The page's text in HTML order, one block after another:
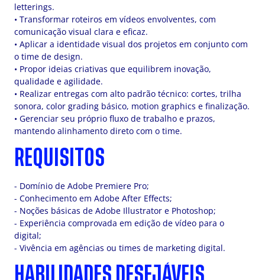
letterings.
• Transformar roteiros em vídeos envolventes, com
comunicação visual clara e eficaz.
• Aplicar a identidade visual dos projetos em conjunto com
o time de design.
• Propor ideias criativas que equilibrem inovação,
qualidade e agilidade.
• Realizar entregas com alto padrão técnico: cortes, trilha
sonora, color grading básico, motion graphics e finalização.
• Gerenciar seu próprio fluxo de trabalho e prazos,
mantendo alinhamento direto com o time.
REQUISITOS
- Domínio de Adobe Premiere Pro;
- Conhecimento em Adobe After Effects;
- Noções básicas de Adobe Illustrator e Photoshop;
- Experiência comprovada em edição de vídeo para o
digital;
- Vivência em agências ou times de marketing digital.
HABILIDADES DESEJÁVEIS